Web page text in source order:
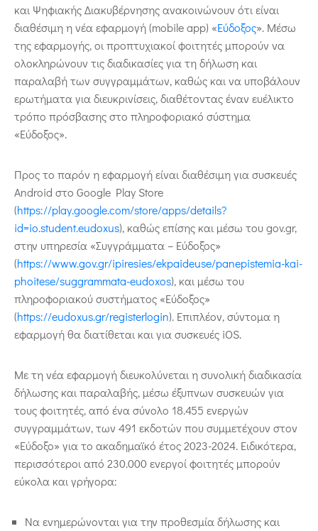
και Ψηφιακής Διακυβέρνησης ανακοινώνουν ότι είναι
διαθέσιμη η νέα εφαρμογή (mobile app) «Εύδοξος». Μέσω
της εφαρμογής, οι προπτυχιακοί φοιτητές μπορούν να
ολοκληρώνουν τις διαδικασίες για τη δήλωση και
παραλαβή των συγγραμμάτων, καθώς και να υποβάλουν
ερωτήματα για διευκρινίσεις, διαθέτοντας έναν ευέλικτο
τρόπο πρόσβασης στο πληροφοριακό σύστημα
«Εύδοξος».
Προς το παρόν η εφαρμογή είναι διαθέσιμη για συσκευές
Android στο Google Play Store
(https://play.google.com/store/apps/details?
id=io.student.eudoxus), καθώς επίσης και μέσω του gov.gr,
στην υπηρεσία «Συγγράμματα – Εύδοξος»
(https://www.gov.gr/ipiresies/ekpaideuse/panepistemia-kai-
phoitese/suggrammata-eudoxos), και μέσω του
πληροφοριακού συστήματος «Εύδοξος»
(https://eudoxus.gr/registerlogin). Επιπλέον, σύντομα η
εφαρμογή θα διατίθεται και για συσκευές iOS.
Με τη νέα εφαρμογή διευκολύνεται η συνολική διαδικασία
δήλωσης και παραλαβής, μέσω έξυπνων συσκευών για
τους φοιτητές, από ένα σύνολο 18.455 ενεργών
συγγραμμάτων, των 491 εκδοτών που συμμετέχουν στον
«Εύδοξο» για το ακαδημαϊκό έτος 2023-2024. Ειδικότερα,
περισσότεροι από 230.000 ενεργοί φοιτητές μπορούν
εύκολα και γρήγορα:
Να ενημερώνονται για την προθεσμία δήλωσης και